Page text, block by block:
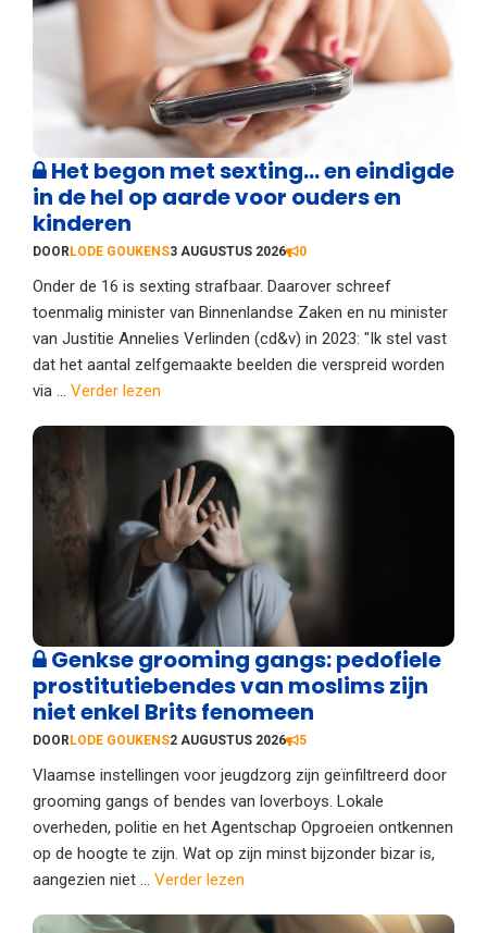
Het begon met sexting… en eindigde
in de hel op aarde voor ouders en
kinderen
DOORLODE GOUKENS3 AUGUSTUS 2026 0
Onder de 16 is sexting strafbaar. Daarover schreef
toenmalig minister van Binnenlandse Zaken en nu minister
van Justitie Annelies Verlinden (cd&v) in 2023: "Ik stel vast
dat het aantal zelfgemaakte beelden die verspreid worden
via ... Verder lezen
Genkse grooming gangs: pedofiele
prostitutiebendes van moslims zijn
niet enkel Brits fenomeen
DOORLODE GOUKENS2 AUGUSTUS 2026 5
Vlaamse instellingen voor jeugdzorg zijn geïnfiltreerd door
grooming gangs of bendes van loverboys. Lokale
overheden, politie en het Agentschap Opgroeien ontkennen
op de hoogte te zijn. Wat op zijn minst bijzonder bizar is,
aangezien niet ... Verder lezen